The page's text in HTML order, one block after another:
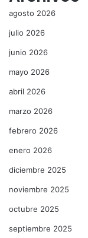
agosto 2026
julio 2026
junio 2026
mayo 2026
abril 2026
marzo 2026
febrero 2026
enero 2026
diciembre 2025
noviembre 2025
octubre 2025
septiembre 2025